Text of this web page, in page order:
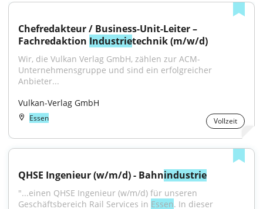
Chefredakteur / Business-Unit-Leiter –
Fachredaktion Industrietechnik (m/w/d)
Wir, die Vulkan Verlag GmbH, zählen zur ACM-
Unternehmensgruppe und sind ein erfolgreicher
Anbieter...
Vulkan-Verlag GmbH
Essen Vollzeit
QHSE Ingenieur (w/m/d) - Bahnindustrie
"...einen QHSE Ingenieur (w/m/d) für unseren
Geschäftsbereich Rail Services in Essen. In dieser